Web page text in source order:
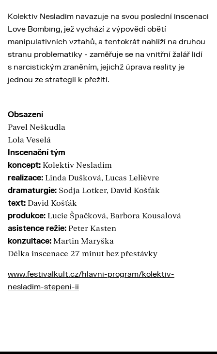
Kolektiv Nesladim navazuje na svou poslední inscenaci
Love Bombing, jež vychází z výpovědí obětí
manipulativních vztahů, a tentokrát nahlíží na druhou
stranu problematiky - zaměřuje se na vnitřní žalář lidí
s narcistickým zraněním, jejichž úprava reality je
jednou ze strategií k přežití.
Obsazení
Pavel Neškudla
Lola Veselá
Inscenační tým
koncept: Kolektiv Nesladim
realizace: Linda Dušková, Lucas Lelièvre
dramaturgie: Sodja Lotker, David Košťák
text: David Košťák
produkce: Lucie Špačková, Barbora Kousalová
asistence režie: Peter Kasten
konzultace: Martin Maryška
Délka inscenace 27 minut bez přestávky
www.festivalkult.cz/hlavni-program/kolektiv-
nesladim-stepeni-ii